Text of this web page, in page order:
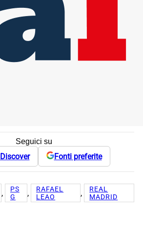
Seguici su
Discover Fonti preferite
,
PS
G
,
RAFAEL
LEAO
,
REAL
MADRID